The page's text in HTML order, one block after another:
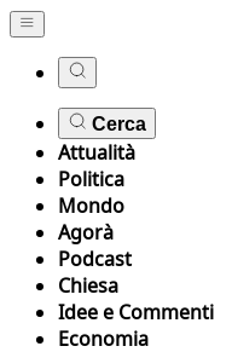
Cerca
Attualità
Politica
Mondo
Agorà
Podcast
Chiesa
Idee e Commenti
Economia